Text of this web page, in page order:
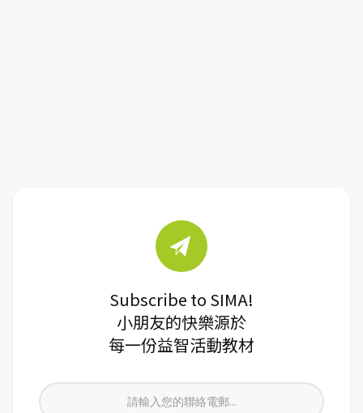
Subscribe to SIMA!
小朋友的快樂源於
每一份益智活動教材